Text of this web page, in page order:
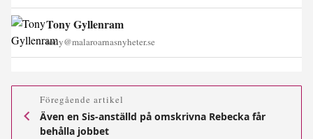
Tony Gyllenram
tony@malaroarnasnyheter.se
Föregående artikel
Även en Sis-anställd på omskrivna Rebecka får
behålla jobbet